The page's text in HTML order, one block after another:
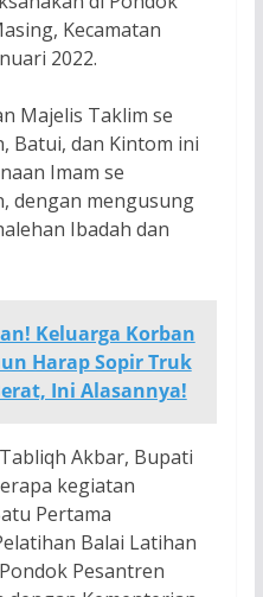
Kecamatan
2022.
Majelis Taklim se
Batui, dan Kintom ini
Imam se
dengan mengusung
Ibadah dan
Keluarga Korban
Harap Sopir Truk
Ini Alasannya!
Akbar, Bupati
kegiatan
Pertama
Balai Latihan
Pesantren